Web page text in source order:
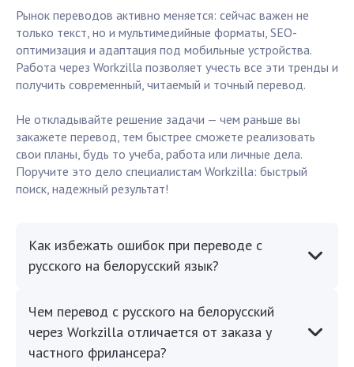
Рынок переводов активно меняется: сейчас важен не
только текст, но и мультимедийные форматы, SEO-
оптимизация и адаптация под мобильные устройства.
Работа через Workzilla позволяет учесть все эти тренды и
получить современный, читаемый и точный перевод.
Не откладывайте решение задачи — чем раньше вы
закажете перевод, тем быстрее сможете реализовать
свои планы, будь то учеба, работа или личные дела.
Поручите это дело специалистам Workzilla: быстрый
поиск, надежный результат!
Как избежать ошибок при переводе с
русского на белорусский язык?
Чем перевод с русского на белорусский
через Workzilla отличается от заказа у
частного фрилансера?